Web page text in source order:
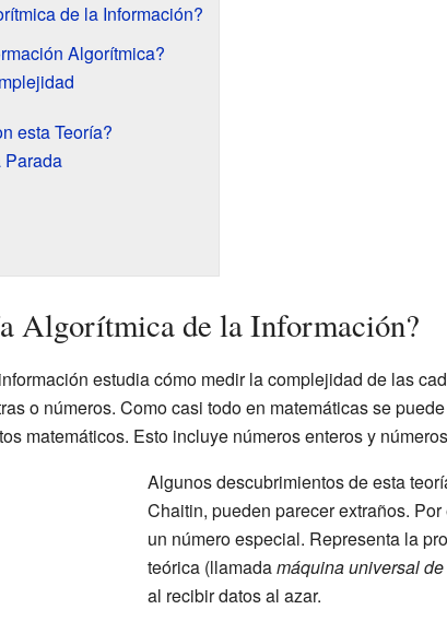
de la Información?
Algorítmica?
esta Teoría?
Parada
Algorítmica de la Información?
estudia cómo medir la complejidad de las
o números. Como casi todo en matemáticas se
matemáticos. Esto incluye números enteros y
Algunos descubrimientos de esta
Chaitin, pueden parecer extraños.
un número especial. Representa la
teórica (llamadamáquina universal
al recibir datos al azar.